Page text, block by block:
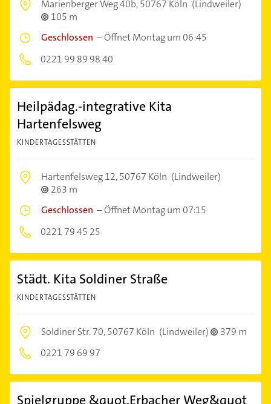
Marienberger Weg 40b,50767 Köln (Lindweiler)
105 m
Geschlossen –Öffnet Montag um 06:45
0221 99 89 98 40
Heilpädag.-integrative Kita
Hartenfelsweg
KINDERTAGESSTÄTTEN
Hartenfelsweg 12,50767 Köln (Lindweiler)
263 m
Geschlossen –Öffnet Montag um 07:15
0221 79 45 25
Städt. Kita Soldiner Straße
KINDERTAGESSTÄTTEN
Soldiner Str. 70,50767 Köln (Lindweiler)
379 m
0221 79 69 97
Spielgruppe &quot,Erbacher Weg&quot